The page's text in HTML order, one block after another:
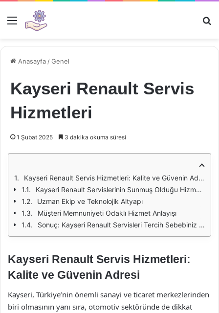
Menü
Anasayfa /Genel
Kayseri Renault Servis
Hizmetleri
1 Şubat 2025 3 dakika okuma süresi
Kayseri Renault Servis Hizmetleri: Kalite ve Güvenin Adresi
Kayseri Renault Servislerinin Sunmuş Olduğu Hizmetler
Uzman Ekip ve Teknolojik Altyapı
Müşteri Memnuniyeti Odaklı Hizmet Anlayışı
Sonuç: Kayseri Renault Servisleri Tercih Sebebiniz Olacak
Kayseri Renault Servis Hizmetleri:
Kalite ve Güvenin Adresi
Kayseri, Türkiye’nin önemli sanayi ve ticaret merkezlerinden
biri olmasının yanı sıra, otomotiv sektöründe de dikkat